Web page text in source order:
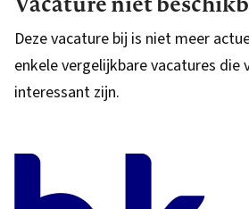
Deze vacature bij is niet meer
enkele vergelijkbare vacatures die
interessant zijn.